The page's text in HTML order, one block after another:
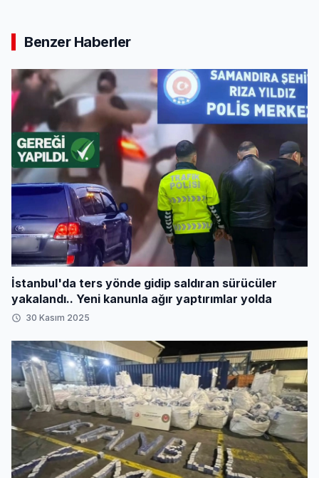
Benzer Haberler
İstanbul'da ters yönde gidip saldıran sürücüler
yakalandı.. Yeni kanunla ağır yaptırımlar yolda
30 Kasım 2025